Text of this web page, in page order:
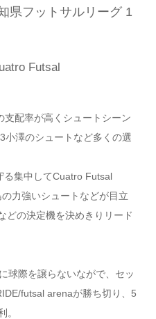
県フットサルリーグ 1
Futsal
支配率が高くシュートシーン
小澤のシュートなど多くの選
る集中してCuatro Futsal
力強いシュートなどが目立
どの決定機を決めきりリード
球際を譲らないながで、セッ
futsal arenaが勝ち切り、5
。